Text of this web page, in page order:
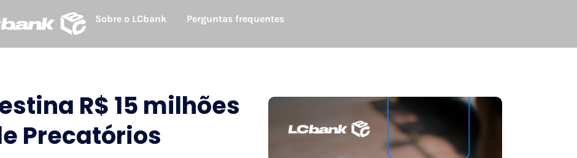
Sobre o LCbank Perguntas frequentes
R$ 15 milhões
Precatórios